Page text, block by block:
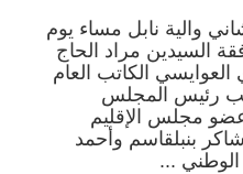
والية نابل مساء يوم
16 سبتمبر 2024 رفقة السيدين مراد الحاج
الكاتب العام
رئيس المجلس
مجلس الإقليم
بنبلقاسم وأحمد
...